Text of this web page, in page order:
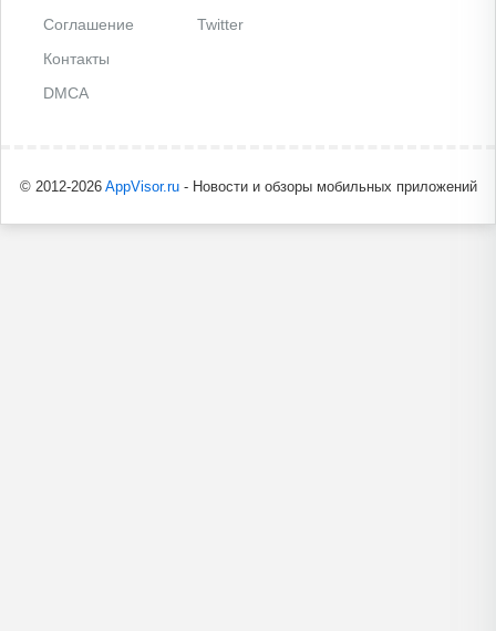
Соглашение
Контакты
DMCA
Twitter
© 2012-2026 AppVisor.ru- Новости и обзоры мобильных приложений